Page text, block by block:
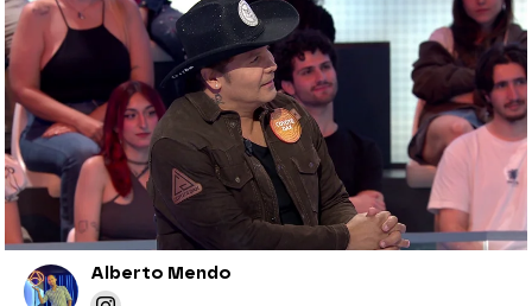
PASAPALABRA
Coyote Dax lanza su jingle para
Pasapalabra y anuncia disco y gira
El cantante sorprende en el plató con una
versión country de un posible jingle para el
concurso, mientras comparte sus nuevos
planes musicales en España y México.
Alberto Mendo